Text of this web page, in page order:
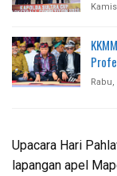
Upacara Hari
lapangan apel